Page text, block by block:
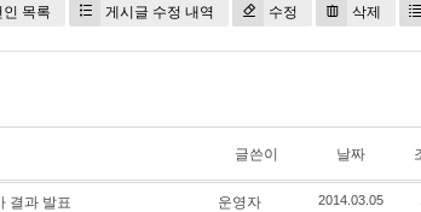
목록 게시글 수정 내역 수정 삭제
글쓴이 날짜
결과 발표 운영자 2014.03.05